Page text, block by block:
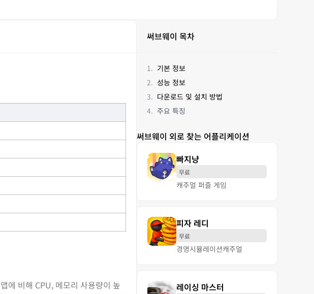
에 비해 CPU, 메모리 사용량이 높
써브웨이 목차
기본 정보
성능 정보
다운로드 및 설치 방법
주요 특징
써브웨이 외로 찾는 어플리케이션
빠지냥
무료
캐주얼 퍼즐 게임
피자 레디
무료
경영시뮬레이션캐주얼
레이싱 마스터